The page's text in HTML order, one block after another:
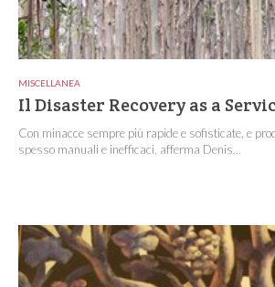
MISCELLANEA
Il Disaster Recovery as a
Con minacce sempre più rapide e sofisticate, e
spesso manuali e inefficaci, afferma Denis...